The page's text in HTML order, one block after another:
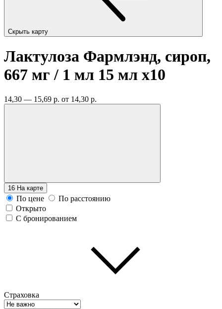
Скрыть карту
Лактулоза Фармлэнд, сироп,
667 мг / 1 мл 15 мл x10
14,30 — 15,69 р. от 14,30 р.
16 На карте
По цене
По расстоянию
Открыто
С бронированием
Страховка